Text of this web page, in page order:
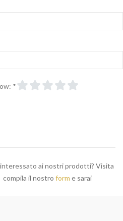
*
ai nostri prodotti? Visita
compila il nostro form e sarai